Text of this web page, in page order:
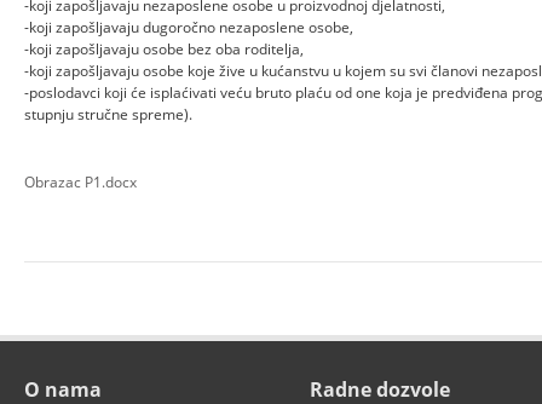
-koji zapošljavaju nezaposlene osobe u proizvodnoj djelatnosti,
-koji zapošljavaju dugoročno nezaposlene osobe,
-koji zapošljavaju osobe bez oba roditelja,
-koji zapošljavaju osobe koje žive u kućanstvu u kojem su svi članovi
-poslodavci koji će isplaćivati veću bruto plaću od one koja je predviđena
stupnju stručne spreme).
Obrazac P1.docx
O nama Radne dozvole